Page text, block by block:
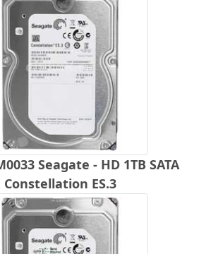
Seagate - HD 1TB SATA
Constellation ES.3